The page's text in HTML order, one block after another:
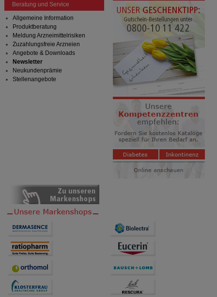
Beratung und Service
Allgemeine Information
Produktberatung
Meldung Arzneimittelrisiken
Zuzahlungsfreie Arzneien
Angebote & Downloads
Newsletter
Neukundenprämie
Stellenangebote